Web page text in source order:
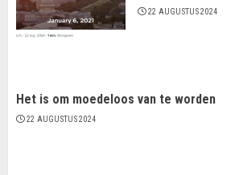
22 AUGUSTUS 2024
Het is om moedeloos van te worden
22 AUGUSTUS 2024